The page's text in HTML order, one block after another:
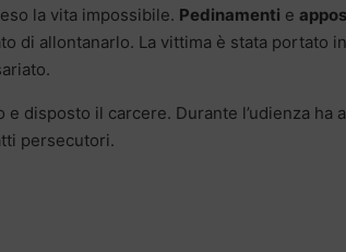
la vita impossibile. Pedinamenti e
di allontanarlo. La vittima è stata portato
e disposto il carcere. Durante l’udienza ha
persecutori.